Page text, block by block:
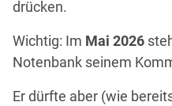
drücken.
Wichtig: Im Mai 2026
Notenbank seinem
Er dürfte aber (wie